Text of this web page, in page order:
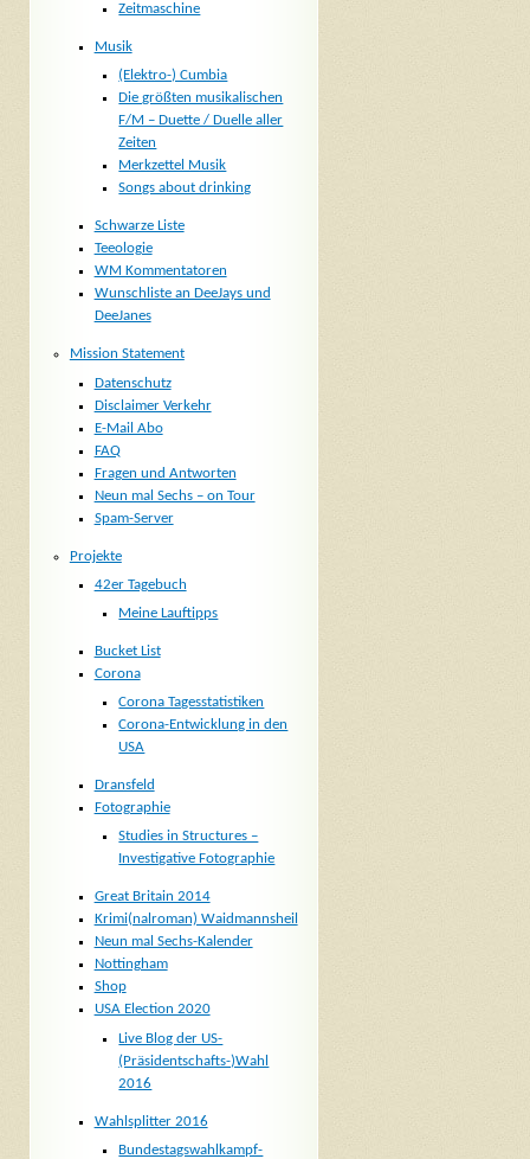
Zeitmaschine
Musik
(Elektro-) Cumbia
Die größten musikalischen
F/M – Duette / Duelle aller
Zeiten
Merkzettel Musik
Songs about drinking
Schwarze Liste
Teeologie
WM Kommentatoren
Wunschliste an DeeJays und
DeeJanes
Mission Statement
Datenschutz
Disclaimer Verkehr
E-Mail Abo
FAQ
Fragen und Antworten
Neun mal Sechs – on Tour
Spam-Server
Projekte
42er Tagebuch
Meine Lauftipps
Bucket List
Corona
Corona Tagesstatistiken
Corona-Entwicklung in den
USA
Dransfeld
Fotographie
Studies in Structures –
Investigative Fotographie
Great Britain 2014
Krimi(nalroman) Waidmannsheil
Neun mal Sechs-Kalender
Nottingham
Shop
USA Election 2020
Live Blog der US-
(Präsidentschafts-)Wahl
2016
Wahlsplitter 2016
Bundestagswahlkampf-